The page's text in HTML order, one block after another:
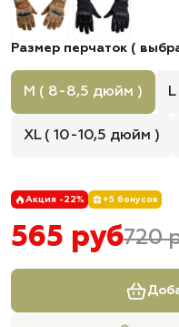
Размер перчаток (
M ( 8-8,5 дюйм )
XL ( 10-10,5 дюйм )
Акция -22% +5 бонусов
565 руб720